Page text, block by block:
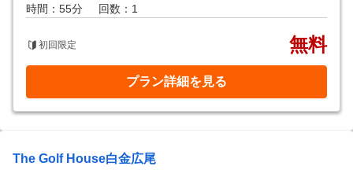
時間：55分 回数：1
初回限定 無料
プラン詳細を見る
The Golf House白金広尾